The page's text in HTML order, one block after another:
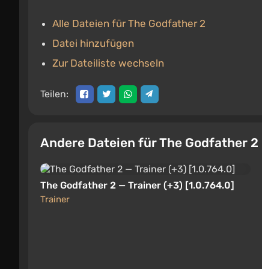
Alle Dateien für The Godfather 2
Datei hinzufügen
Zur Dateiliste wechseln
Teilen:
Andere Dateien für The Godfather 2
The Godfather 2 — Trainer (+3) [1.0.764.0]
Trainer